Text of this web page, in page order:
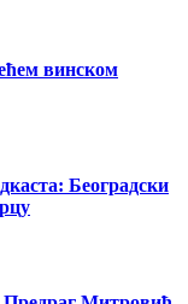
винском
Београдски